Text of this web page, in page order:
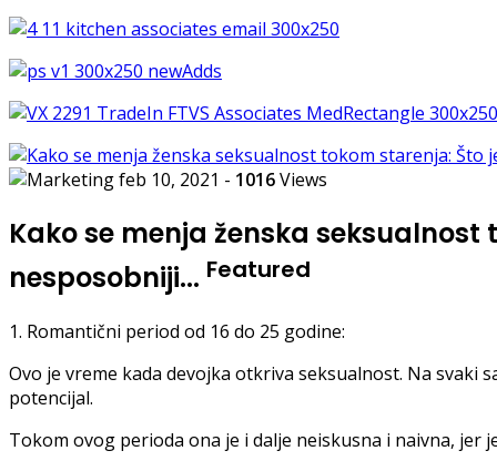
feb 10, 2021 - 1016Views
Kako se menja ženska
nesposobniji... Featured
1. Romantični period od 16 do 25 godine:
Ovo je vreme kada devojka otkriva seksualnost. Na svaki
potencijal.
Tokom ovog perioda ona je i dalje neiskusna i naivna,